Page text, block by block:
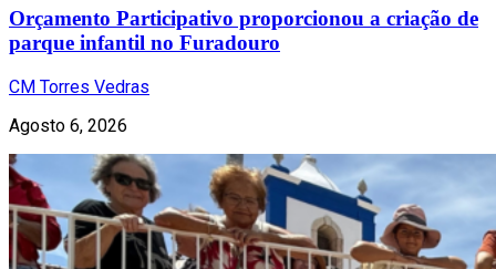
Orçamento Participativo proporcionou a criação de
parque infantil no Furadouro
CM Torres Vedras
Agosto 6, 2026